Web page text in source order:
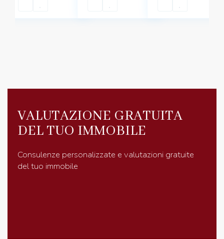
VALUTAZIONE GRATUITA
DEL TUO IMMOBILE
Consulenze personalizzate e valutazioni gratuite
del tuo immobile